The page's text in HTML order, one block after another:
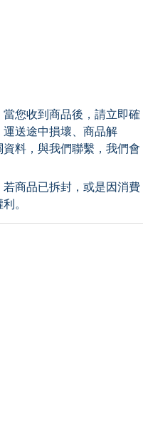
您收到商品後，請立即確
送途中損壞、商品解
料，與我們聯繫，我們會
商品已拆封，或是因消費
。